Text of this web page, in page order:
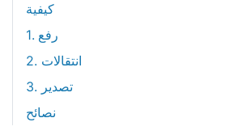
كيفية
1. رفع
2. انتقالات
3. تصدير
نصائح